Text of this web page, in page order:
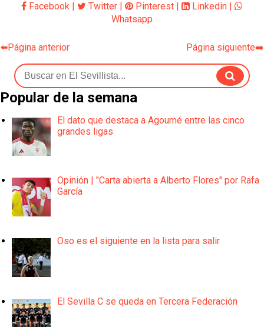
Facebook
Twitter Pinterest Linkedin
Whatsapp
⬅️Página anterior Página siguiente➡️
Popular de la semana
El dato que destaca a Agoumé entre las cinco
grandes ligas
Opinión | "Carta abierta a Alberto Flores" por Rafa
García
Oso es el siguiente en la lista para salir
El Sevilla C se queda en Tercera Federación